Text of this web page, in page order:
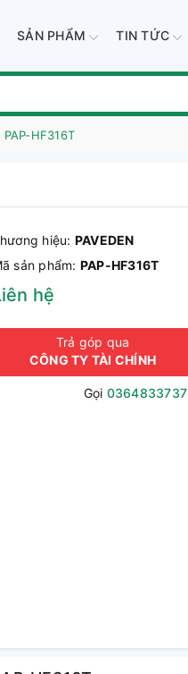
SẢN PHẨM TIN TỨC
HF316T
hiệu: PAVEDEN
sản phẩm: PAP-HF316T
hệ
Trả góp qua
CÔNG TY TÀI CHÍNH
Gọi 0364833737